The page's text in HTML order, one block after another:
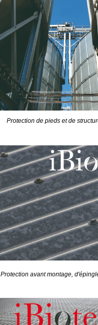
Protection de pieds et de
Protection avant montage,